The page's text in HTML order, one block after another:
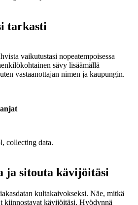
tarkasti
vaikutustasi nopeatempoisessa
sävy lisäämällä
vastaanottajan nimen ja kaupungin.
ja sitouta kävijöitäsi
kultakaivokseksi. Näe, mitkä
kiinnostavat kävijöitäsi. Hyödynnä